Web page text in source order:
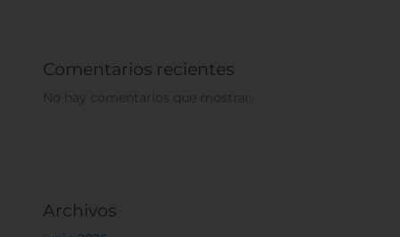
Comentarios recientes
No hay comentarios que mostrar.
Archivos